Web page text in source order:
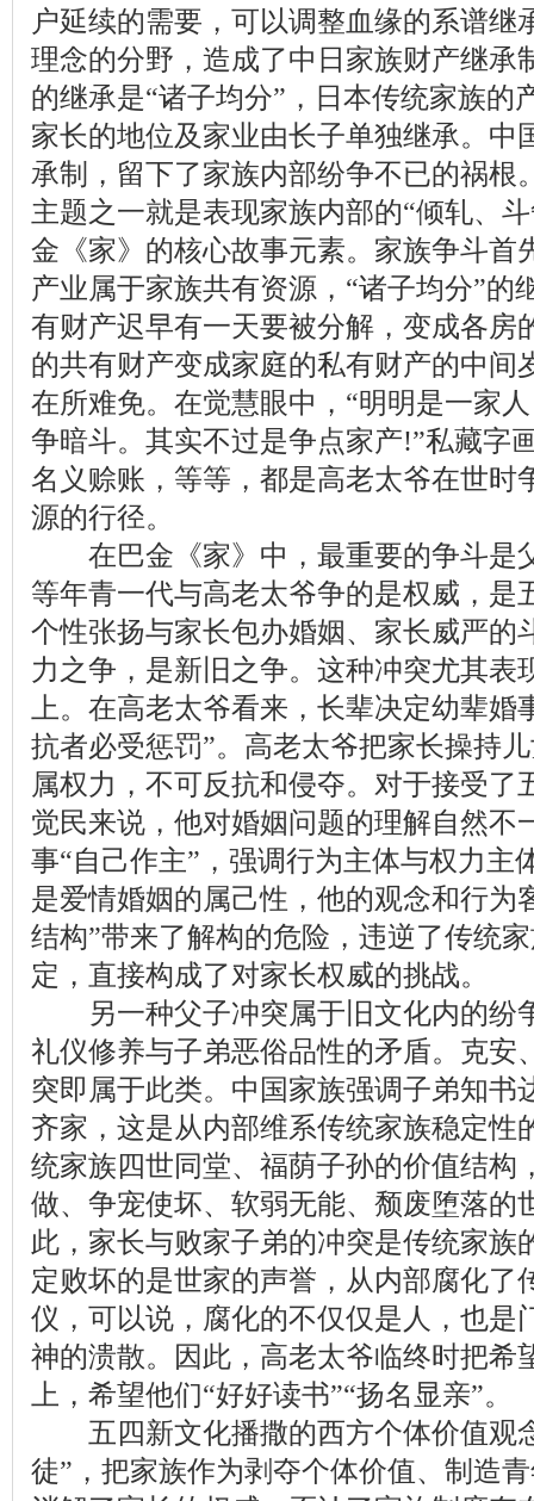
户延续的需要，可以调整血缘的系谱继
理念的分野，造成了中日家族财产继承
的继承是“诸子均分”，日本传统家族的
家长的地位及家业由长子单独继承。中
承制，留下了家族内部纷争不已的祸根
主题之一就是表现家族内部的“倾轧、
金《家》的核心故事元素。家族争斗首
产业属于家族共有资源，“诸子均分”的
有财产迟早有一天要被分解，变成各房
的共有财产变成家庭的私有财产的中间
在所难免。在觉慧眼中，“明明是一家
争暗斗。其实不过是争点家产!”私藏字
名义赊账，等等，都是高老太爷在世时
源的行径。
在巴金《家》中，最重要的争斗是
等年青一代与高老太爷争的是权威，是
个性张扬与家长包办婚姻、家长威严的
力之争，是新旧之争。这种冲突尤其表
上。在高老太爷看来，长辈决定幼辈婚
抗者必受惩罚”。高老太爷把家长操持
属权力，不可反抗和侵夺。对于接受了
觉民来说，他对婚姻问题的理解自然不
事“自己作主”，强调行为主体与权力主
是爱情婚姻的属己性，他的观念和行为
结构”带来了解构的危险，违逆了传统
定，直接构成了对家长权威的挑战。
另一种父子冲突属于旧文化内的纷
礼仪修养与子弟恶俗品性的矛盾。克安
突即属于此类。中国家族强调子弟知书
齐家，这是从内部维系传统家族稳定性
统家族四世同堂、福荫子孙的价值结构
做、争宠使坏、软弱无能、颓废堕落的
此，家长与败家子弟的冲突是传统家族
定败坏的是世家的声誉，从内部腐化了
仪，可以说，腐化的不仅仅是人，也是
神的溃散。因此，高老太爷临终时把希
上，希望他们“好好读书”“扬名显亲”。
五四新文化播撒的西方个体价值观
徒”，把家族作为剥夺个体价值、制造